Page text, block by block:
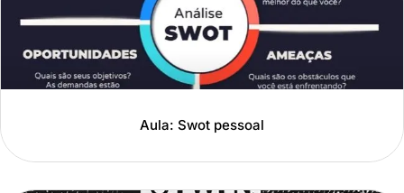
Aula: Swot pessoal